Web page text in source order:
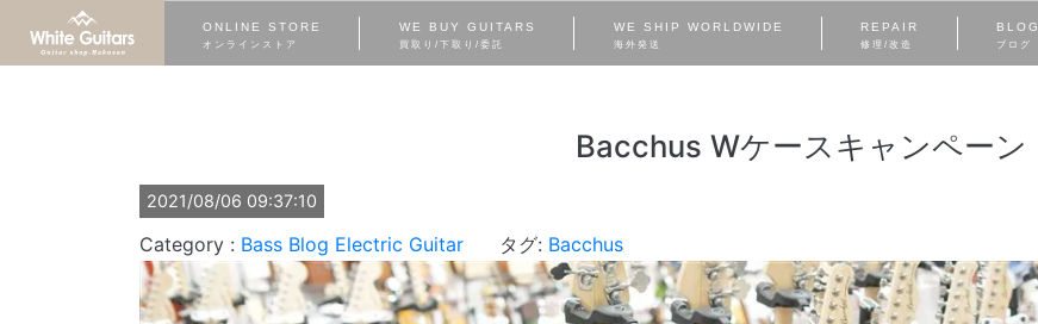
ONLINE STORE
オンラインストア
WE BUY GUITARS
買取り/下取り/委託
WE SHIP WORLDWIDE
海外発送
REPAIR
修理/改造
BLOG
ブログ
Bacchus Wケースキャンペーン
2021/08/06 09:37:10
Bass Blog Electric Guitar タグ: Bacchus